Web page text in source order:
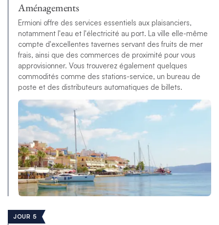
Aménagements
Ermioni offre des services essentiels aux plaisanciers,
notamment l'eau et l'électricité au port. La ville elle-même
compte d'excellentes tavernes servant des fruits de mer
frais, ainsi que des commerces de proximité pour vous
approvisionner. Vous trouverez également quelques
commodités comme des stations-service, un bureau de
poste et des distributeurs automatiques de billets.
JOUR 5